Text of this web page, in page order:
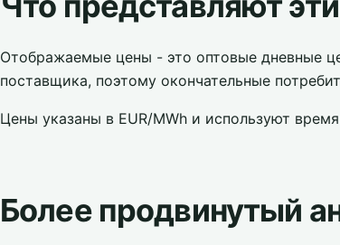
Отображаемые цены - это оптовые дневные
поставщика, поэтому окончательные
Цены указаны в EUR/MWh и используют
Более продвинутый